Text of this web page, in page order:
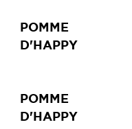
POMME
D'HAPPY
POMME
D'HAPPY